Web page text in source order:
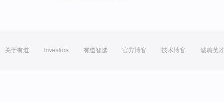
关于有道 Investors 有道智选 官方博客 技术博客 诚聘英才